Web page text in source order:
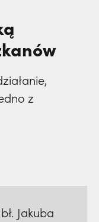
z
Jakuba